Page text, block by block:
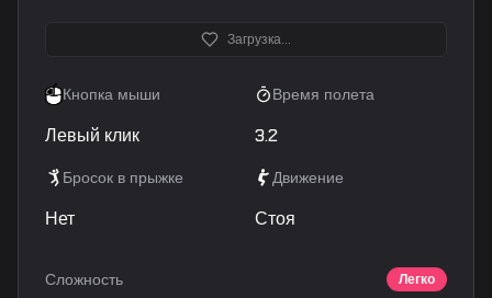
Загрузка...
Кнопка мыши
Левый клик
Время полета
3.2
Бросок в прыжке
Нет
Движение
Стоя
Сложность Легко